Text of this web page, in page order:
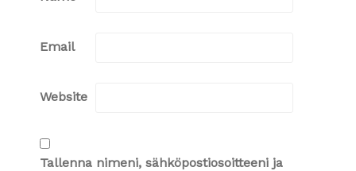
Email
Website
Tallenna nimeni, sähköpostiosoitteeni ja